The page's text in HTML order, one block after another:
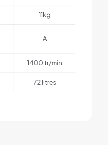
11kg
A
1400 tr/min
72 litres